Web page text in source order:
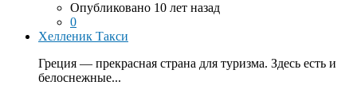
Опубликовано 10 лет назад
0
Хелленик Такси
Греция — прекрасная страна для туризма. Здесь есть и
белоснежные...